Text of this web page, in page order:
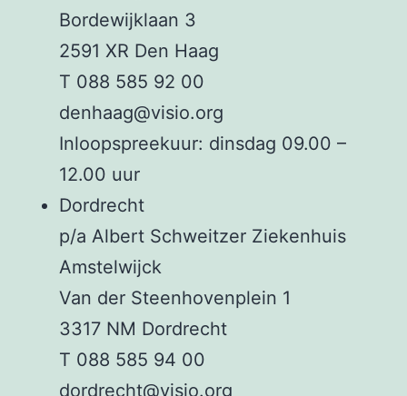
Bordewijklaan 3
2591 XR Den Haag
T 088 585 92 00
denhaag@visio.org
Inloopspreekuur: dinsdag 09.00 –
12.00 uur
Dordrecht
p/a Albert Schweitzer Ziekenhuis
Amstelwijck
Van der Steenhovenplein 1
3317 NM Dordrecht
T 088 585 94 00
dordrecht@visio.org